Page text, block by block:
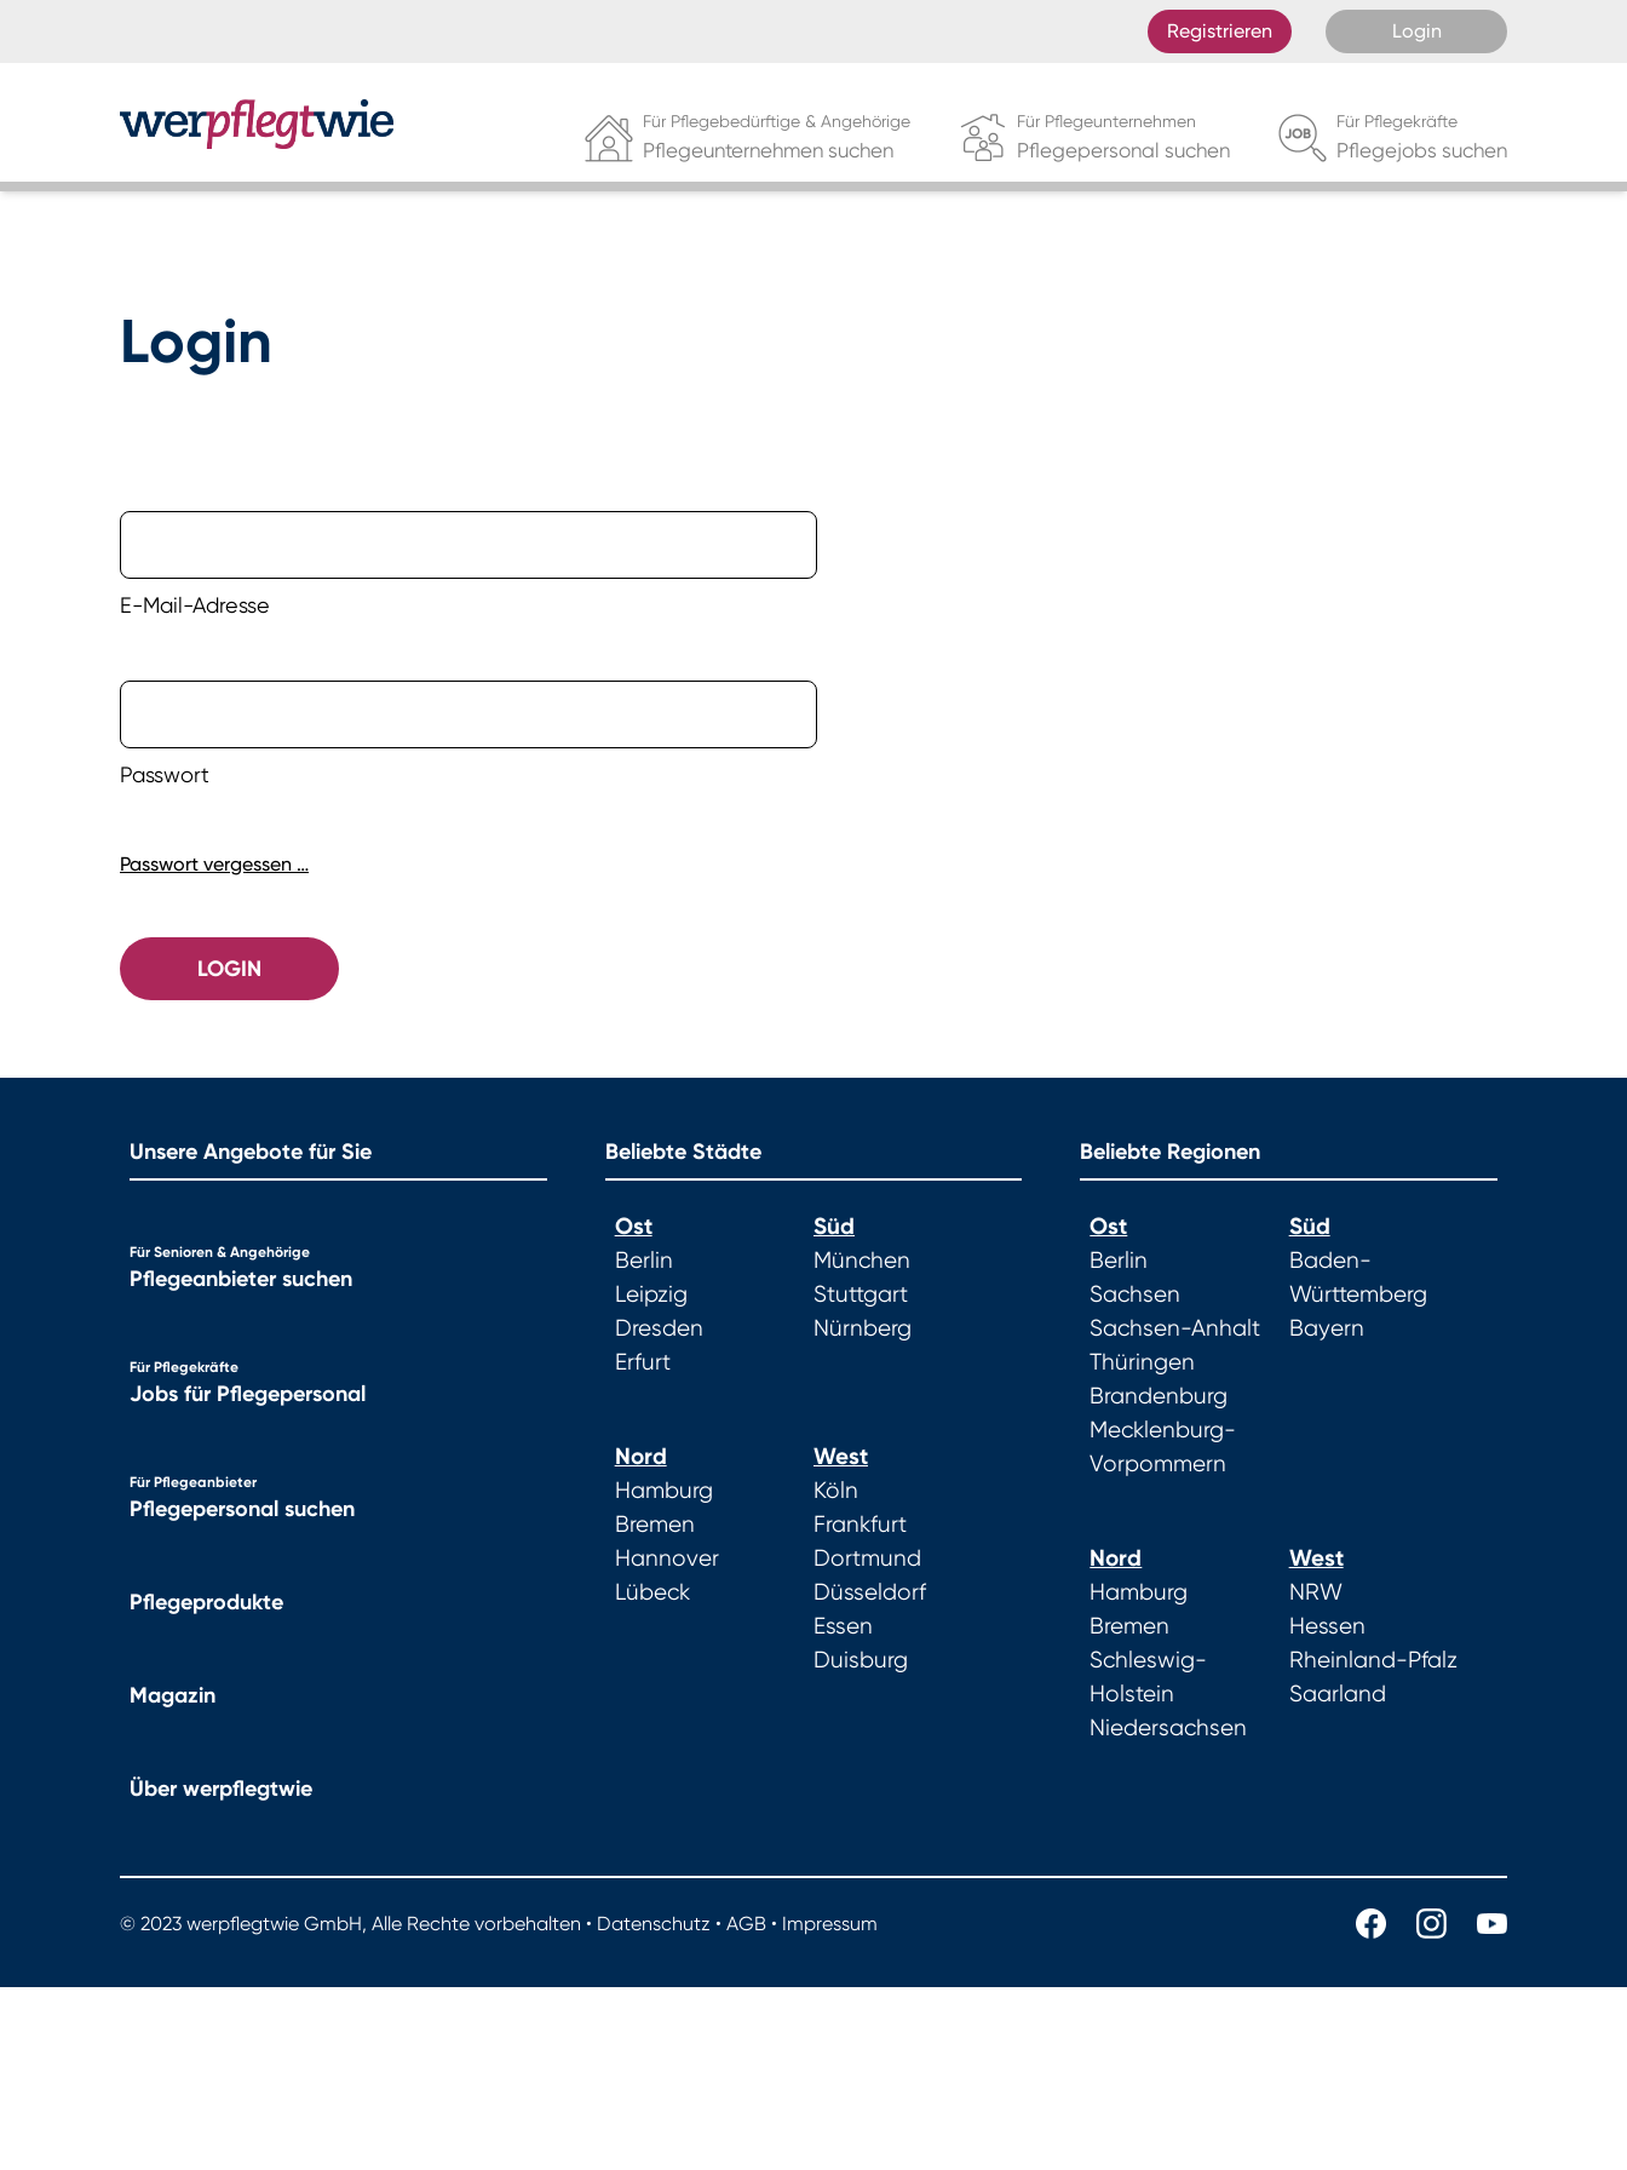
Registrieren Login
Für Pflegebedürftige & Angehörige
Pflegeunternehmen suchen
Für Pflegeunternehmen
Pflegepersonal suchen
Für Pflegekräfte
Pflegejobs suchen
Login
E-Mail-Adresse
Passwort
Passwort vergessen …
LOGIN
Unsere Angebote für Sie
Für Senioren & Angehörige
Pflegeanbieter suchen
Für Pflegekräfte
Jobs für Pflegepersonal
Für Pflegeanbieter
Pflegepersonal suchen
Pflegeprodukte
Magazin
Über werpflegtwie
Beliebte Städte
Ost
Berlin
Leipzig
Dresden
Erfurt
Süd
München
Stuttgart
Nürnberg
Nord
Hamburg
Bremen
Hannover
Lübeck
West
Köln
Frankfurt
Dortmund
Düsseldorf
Essen
Duisburg
Beliebte Regionen
Ost
Berlin
Sachsen
Sachsen-Anhalt
Thüringen
Brandenburg
Mecklenburg-
Vorpommern
Süd
Baden-
Württemberg
Bayern
Nord
Hamburg
Bremen
Schleswig-
Holstein
Niedersachsen
West
NRW
Hessen
Rheinland-Pfalz
Saarland
© 2023 werpflegtwie GmbH, Alle Rechte vorbehalten • Datenschutz • AGB • Impressum